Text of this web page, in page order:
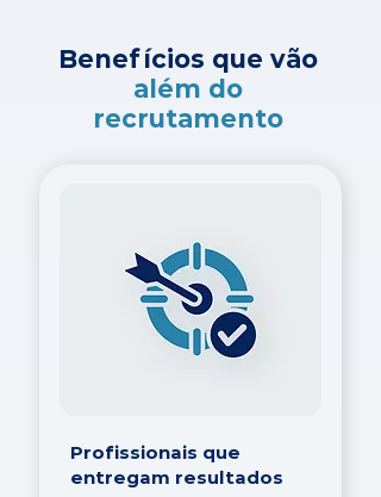
Benefícios que vão
além do
recrutamento
Profissionais que
entregam resultados